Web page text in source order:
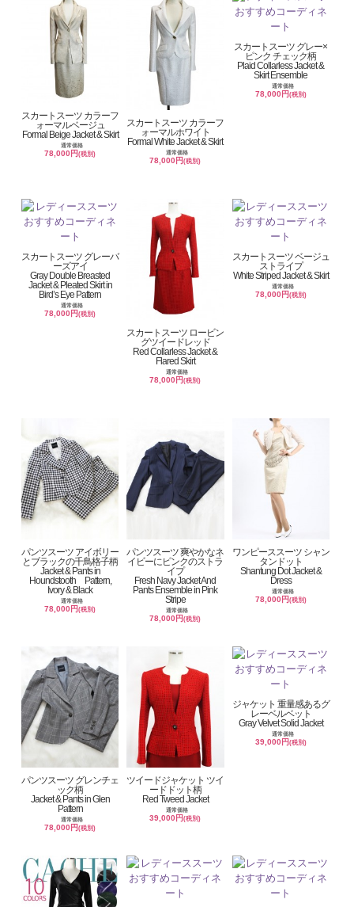
スカートスーツ カラーフ
ォーマルベージュ
Formal Beige Jacket & Skirt
通常価格
78,000円(税別)
スカートスーツ カラーフ
ォーマルホワイト
Formal White Jacket & Skirt
通常価格
78,000円(税別)
スカートスーツ グレー×
ピンク チェック柄
Plaid Collarless Jacket &
Skirt Ensemble
通常価格
78,000円 (税別)
スカートスーツ グレーバ
ーズアイ
Gray Double Breasted
Jacket & Pleated Skirt in
Bird’s Eye Pattern
通常価格
78,000円(税別)
スカートスーツ ロービン
グツイードレッド
Red Collarless Jacket &
Flared Skirt
通常価格
78,000円(税別)
スカートスーツ ベージュ
ストライプ
White Striped Jacket & Skirt
通常価格
78,000円 (税別)
パンツスーツ アイボリー
とブラックの千鳥格子柄
Jacket & Pants in
Houndstooth Pattern,
Ivory & Black
通常価格
78,000円(税別)
パンツスーツ 爽やかなネ
イビーにピンクのストラ
イプ
Fresh Navy Jacket And
Pants Ensemble in Pink
Stripe
通常価格
78,000円(税別)
ワンピーススーツ シャン
タンドット
Shantung Dot Jacket &
Dress
通常価格
78,000円 (税別)
パンツスーツ グレンチェ
ック柄
Jacket & Pants in Glen
Pattern
通常価格
78,000円(税別)
ツイードジャケット ツイ
ードドット柄
Red Tweed Jacket
通常価格
39,000円(税別)
ジャケット 重量感あるグ
レーベルベット
Gray Velvet Solid Jacket
通常価格
39,000円 (税別)